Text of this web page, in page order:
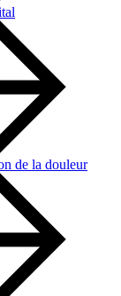
de la douleur